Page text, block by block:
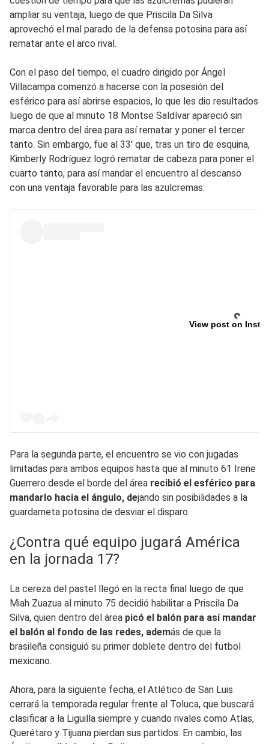
ampliar su ventaja, luego de que Priscila Da Silva
aprovechó el mal parado de la defensa potosina para así
rematar ante el arco rival.
Con el paso del tiempo, el cuadro dirigido por Ángel
Villacampa comenzó a hacerse con la posesión del
esférico para así abrirse espacios, lo que les dio resultados
luego de que al minuto 18 Montse Saldívar apareció sin
marca dentro del área para así rematar y poner el tercer
tanto. Sin embargo, fue al 33' que, tras un tiro de esquina,
Kimberly Rodríguez logró rematar de cabeza para poner el
cuarto tanto, para así mandar el encuentro al descanso
con una ventaja favorable para las azulcremas.
View post on
Para la segunda parte, el encuentro se vio con jugadas
limitadas para ambos equipos hasta que al minuto 61 Irene
Guerrero desde el borde del área recibió el esférico para
mandarlo hacia el ángulo, dejando sin posibilidades a la
guardameta potosina de desviar el disparo.
¿Contra qué equipo jugará América
en la jornada 17?
La cereza del pastel llegó en la recta final luego de que
Miah Zuazua al minuto 75 decidió habilitar a Priscila Da
Silva, quien dentro del área picó el balón para así mandar
el balón al fondo de las redes, además de que la
brasileña consiguió su primer doblete dentro del futbol
mexicano.
Ahora, para la siguiente fecha, el Atlético de San Luis
cerrará la temporada regular frente al Toluca, que buscará
clasificar a la Liguilla siempre y cuando rivales como Atlas,
Querétaro y Tijuana pierdan sus partidos. En cambio, las